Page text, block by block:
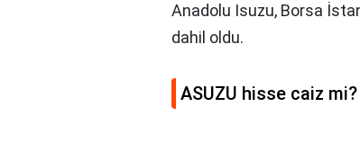
Anadolu Isuzu, Borsa
dahil oldu.
ASUZU hisse caiz mi?